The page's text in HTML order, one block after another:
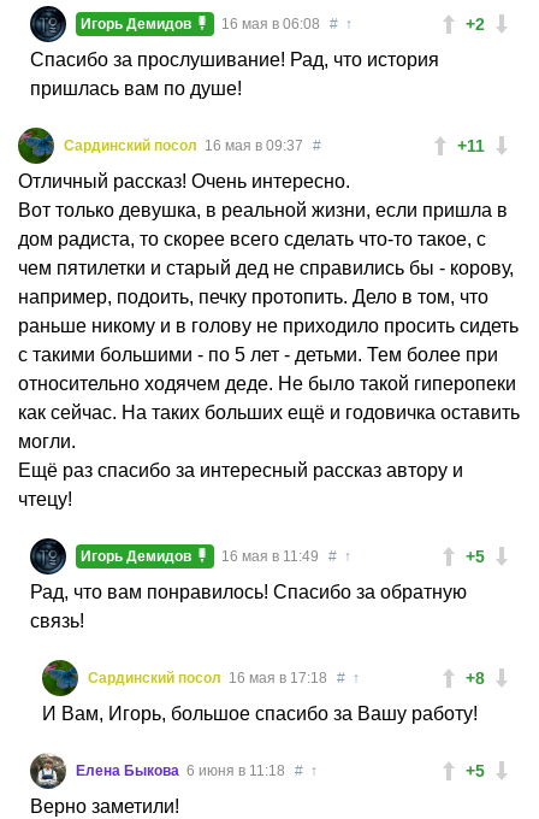
+2
Игорь Демидов 16 мая в 06:08 # ↑
Спасибо за прослушивание! Рад, что история
пришлась вам по душе!
+11
Сардинский посол 16 мая в 09:37 #
Отличный рассказ! Очень интересно.
Вот только девушка, в реальной жизни, если пришла в
дом радиста, то скорее всего сделать что-то такое, с
чем пятилетки и старый дед не справились бы - корову,
например, подоить, печку протопить. Дело в том, что
раньше никому и в голову не приходило просить сидеть
с такими большими - по 5 лет - детьми. Тем более при
относительно ходячем деде. Не было такой гиперопеки
как сейчас. На таких больших ещё и годовичка оставить
могли.
Ещё раз спасибо за интересный рассказ автору и
чтецу!
+5
Игорь Демидов 16 мая в 11:49 # ↑
Рад, что вам понравилось! Спасибо за обратную
связь!
+8
Сардинский посол 16 мая в 17:18 # ↑
И Вам, Игорь, большое спасибо за Вашу работу!
+5
Елена Быкова 6 июня в 11:18 # ↑
Верно заметили!